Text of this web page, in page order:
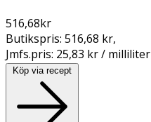
516,68kr
Butikspris: 516,68 kr,
Jmfs.pris: 25,83 kr / milliliter
Köp via recept